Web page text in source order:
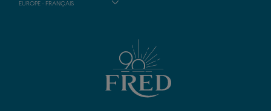
EUROPE - FRANÇAIS